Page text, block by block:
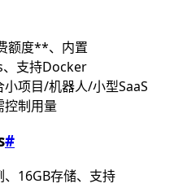
额度**、内置
支持Docker
项目/机器人/小型SaaS
控制用量
#
、16GB存储、支持